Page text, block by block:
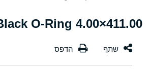
411.00×4.00 NBR 70 Black O-Ring